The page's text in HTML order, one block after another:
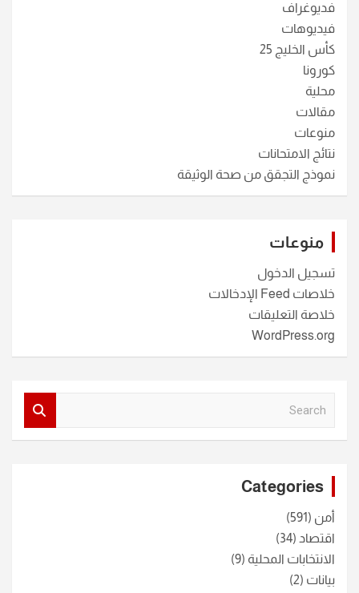
فديوغراف
فيديوهات
كأس الخليج 25
كورونا
محلية
مقالات
منوعات
نتائج الامتحانات
نموذج التجقق من صحة الوثيقة
منوعات
تسجيل الدخول
خلاصات Feed الإدخالات
خلاصة التعليقات
WordPress.org
Categories
أمن (591)
اقتصاد (34)
الانتخابات المحلية (9)
بيانات (2)